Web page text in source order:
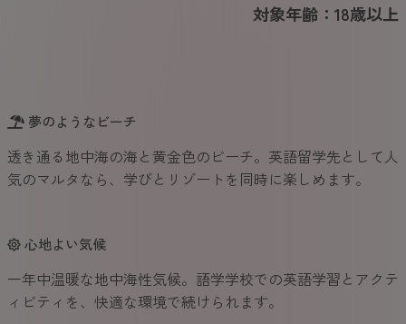
対象年齢：18歳以上
夢のようなビーチ
透き通る地中海の海と黄金色のビーチ。英語留学先として人
気のマルタなら、学びとリゾートを同時に楽しめます。
心地よい気候
一年中温暖な地中海性気候。語学学校での英語学習とアクテ
ィビティを、快適な環境で続けられます。